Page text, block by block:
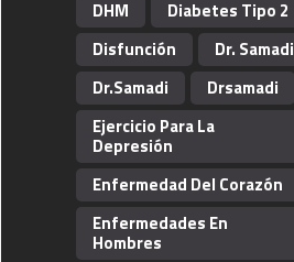
DHM
Diabetes Tipo 2
Disfunción
Dr. Samadi
Dr.Samadi
Drsamadi
Ejercicio Para La
Depresión
Enfermedad Del Corazón
Enfermedades En
Hombres